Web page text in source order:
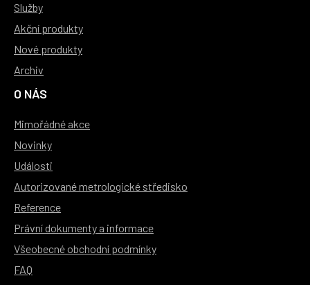
Služby
Akční produkty
Nové produkty
Archiv
O NÁS
Mimořádné akce
Novinky
Události
Autorizované metrologické středisko
Reference
Právní dokumenty a informace
Všeobecné obchodní podmínky
FAQ